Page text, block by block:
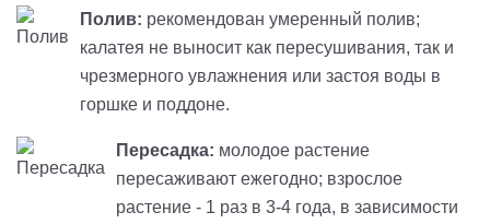
Полив: рекомендован умеренный полив;
калатея не выносит как пересушивания, так и
чрезмерного увлажнения или застоя воды в
горшке и поддоне.
Пересадка: молодое растение
пересаживают ежегодно; взрослое
растение - 1 раз в 3-4 года, в зависимости